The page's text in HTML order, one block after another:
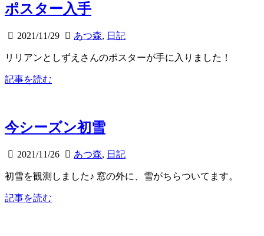
ポスター入手
2021/11/29 あつ森, 日記
リリアンとしずえさんのポスターが手に入りました！
記事を読む
今シーズン初雪
2021/11/26 あつ森, 日記
初雪を観測しました♪ 窓の外に、雪がちらついてます。
記事を読む